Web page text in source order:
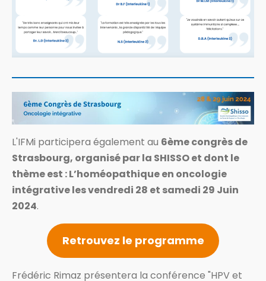
L'IFMi participera également au 6ème congrès de
Strasbourg, organisé par la SHISSO et dont le
thème est : L’homéopathique en oncologie
intégrative les vendredi 28 et samedi 29 Juin
2024.
Retrouvez le programme
Frédéric Rimaz présentera la conférence "HPV et